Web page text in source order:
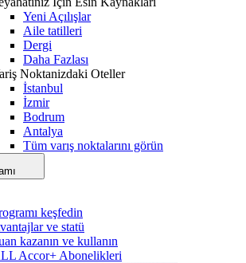
Yeni Açılışlar
Aile tatilleri
Dergi
Daha Fazlası
Noktanizdaki Oteller
İstanbul
İzmir
Bodrum
Antalya
Tüm varış noktalarını görün
keşfedin
ve statü
kazanın ve kullanın
Accor+ Abonelikleri